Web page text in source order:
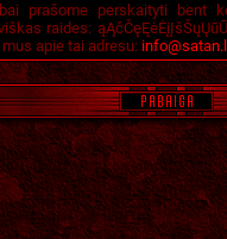
prašome perskaityti bent
raides:
apie tai adresu: